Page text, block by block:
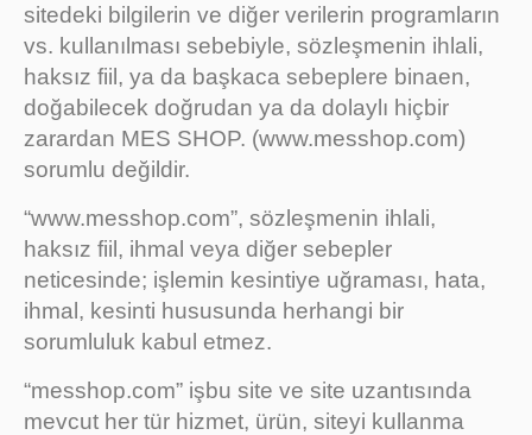
sitedeki bilgilerin ve diğer verilerin programların
vs. kullanılması sebebiyle, sözleşmenin ihlali,
haksız fiil, ya da başkaca sebeplere binaen,
doğabilecek doğrudan ya da dolaylı hiçbir
zarardan MES SHOP. (www.messhop.com)
sorumlu değildir.
“www.messhop.com”, sözleşmenin ihlali,
haksız fiil, ihmal veya diğer sebepler
neticesinde; işlemin kesintiye uğraması, hata,
ihmal, kesinti hususunda herhangi bir
sorumluluk kabul etmez.
“messhop.com” işbu site ve site uzantısında
mevcut her tür hizmet, ürün, siteyi kullanma